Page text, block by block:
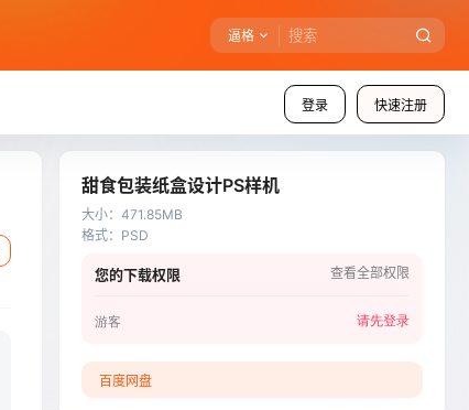
逼格
登录 快速注册
甜食包装纸盒设计PS样机
大小： 471.85MB
格式： PSD
您的下载权限 查看全部权限
游客 请先登录
百度网盘